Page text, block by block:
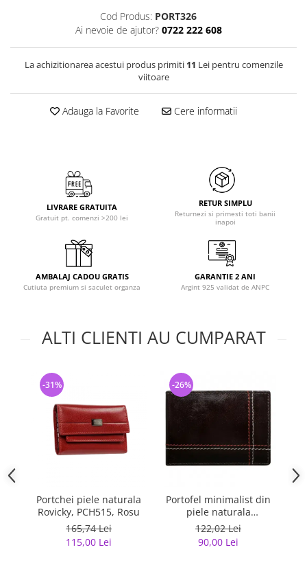
Cod Produs: PORT326
Ai nevoie de ajutor? 0722 222 608
La achizitionarea acestui produs primiti 11 Lei pentru comenzile
viitoare
Adauga la Favorite Cere informatii
LIVRARE GRATUITA
Gratuit pt. comenzi >200 lei
RETUR SIMPLU
Returnezi si primesti toti banii
inapoi
AMBALAJ CADOU GRATIS
Cutiuta premium si saculet organza
GARANTIE 2 ANI
Argint 925 validat de ANPC
ALTI CLIENTI AU CUMPARAT
Portchei piele naturala
Rovicky, PCH515, Rosu
165,74 Lei
115,00 Lei
-31%
Portofel minimalist din
piele naturala
PORMG047
122,02 Lei
90,00 Lei
-26%